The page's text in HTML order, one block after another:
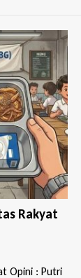
Evaluasi